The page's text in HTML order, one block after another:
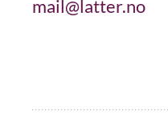
mail@latter.no